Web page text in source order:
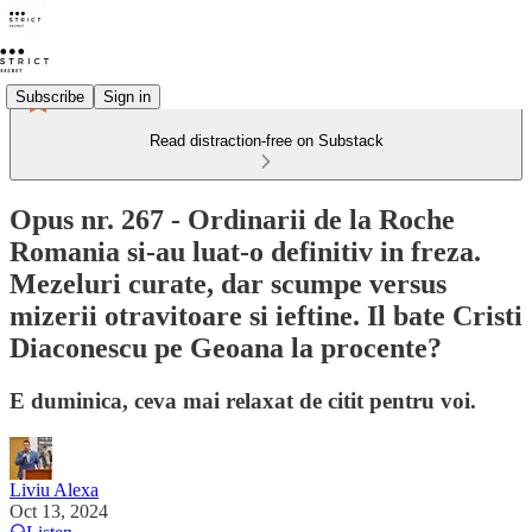
Subscribe Sign in
Read distraction-free on Substack
Opus nr. 267 - Ordinarii de la Roche
Romania si-au luat-o definitiv in freza.
Mezeluri curate, dar scumpe versus
mizerii otravitoare si ieftine. Il bate Cristi
Diaconescu pe Geoana la procente?
E duminica, ceva mai relaxat de citit pentru voi.
Liviu Alexa
Oct 13, 2024